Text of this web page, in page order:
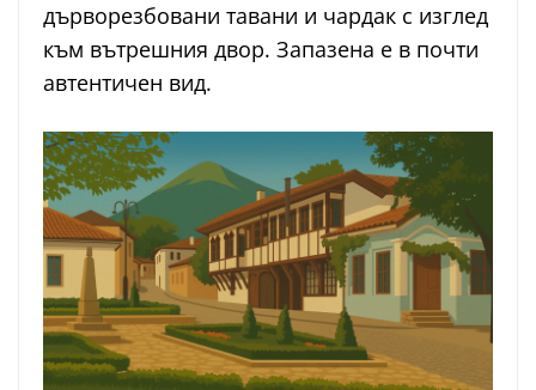
дърворезбовани тавани и чардак с изглед
към вътрешния двор. Запазена е в почти
автентичен вид.